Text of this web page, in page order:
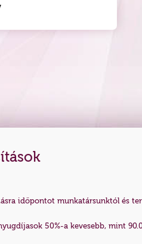
időpontot munkatársunktól és
50%-a kevesebb, mint